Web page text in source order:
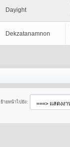
Dayight
Dekzatanamnon
ย้ายหน้าไปยัง